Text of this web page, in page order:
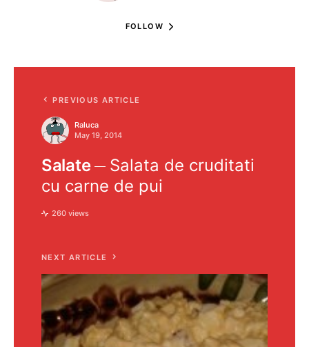
FOLLOW
PREVIOUS ARTICLE
Raluca
May 19, 2014
Salate
Salata de cruditati
cu carne de pui
260 views
NEXT ARTICLE